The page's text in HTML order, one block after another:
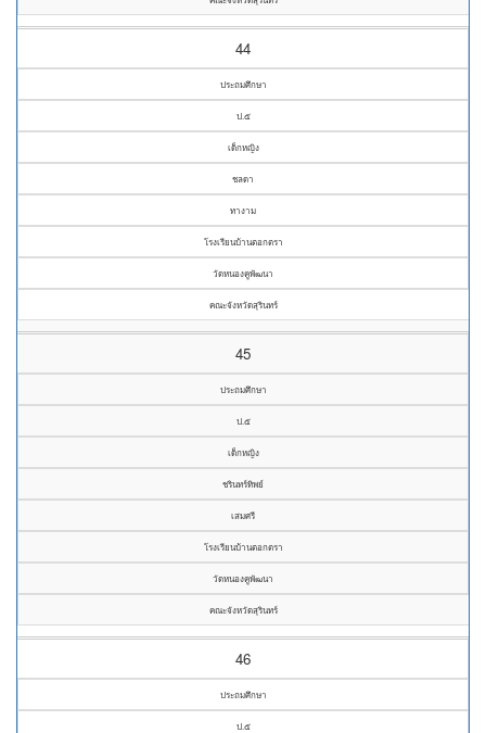
44
ประถมศึกษา
ป.๕
เด็กหญิง
ชลดา
ทางาม
โรงเรียนบ้านตอกตรา
วัดหนองคูพัฒนา
คณะจังหวัดสุรินทร์
45
ประถมศึกษา
ป.๕
เด็กหญิง
ชรินทร์ทิพย์
เสมศรี
โรงเรียนบ้านตอกตรา
วัดหนองคูพัฒนา
คณะจังหวัดสุรินทร์
46
ประถมศึกษา
ป.๕